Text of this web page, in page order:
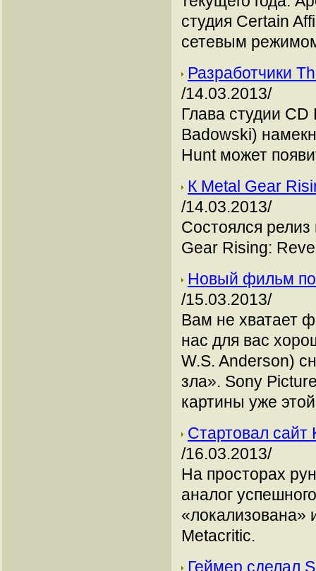
студия Certain
сетевым
Разработчики
/14.03.2013/
Глава студии
Badowski)
Hunt может
К Metal Gear
/14.03.2013/
Состоялся релиз
Gear Rising:
Новый фильм по
/15.03.2013/
Вам не хватает
нас для вас
W.S. Anderson)
зла». Sony
картины уже
Стартовал сайт
/16.03.2013/
На просторах
аналог
«локализована»
Metacritic.
Геймер сделал